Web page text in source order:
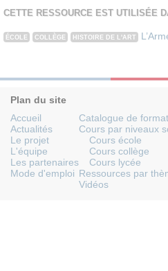
CETTE RESSOURCE EST UTILISÉE
ÉCOLE COLLÈGE HISTOIRE DE L'ART
Plan du site
Accueil
Actualités
Le projet
L'équipe
Les partenaires
Mode d'emploi
Catalogue de
Cours par niveaux
Cours école
Cours collège
Cours lycée
Ressources par
Vidéos